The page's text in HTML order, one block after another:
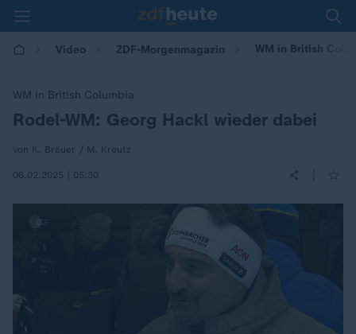
Video ZDF-Morgenmagazin WM in British
WM in British Columbia
:Rodel-WM: Georg Hackl wieder dabei
von K. Bräuer / M. Kreutz
06.02.2025 | 05:30